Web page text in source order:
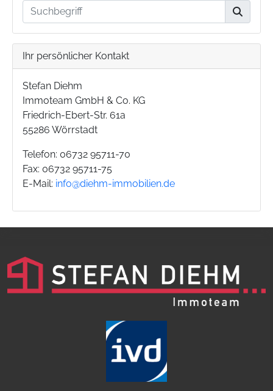
Ihr persönlicher Kontakt
Stefan Diehm
Immoteam GmbH & Co. KG
Friedrich-Ebert-Str. 61a
55286 Wörrstadt
Telefon: 06732 95711-70
Fax: 06732 95711-75
E-Mail: info@diehm-immobilien.de